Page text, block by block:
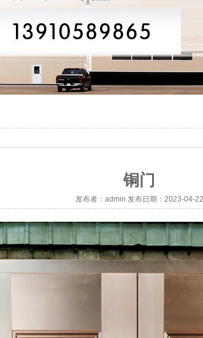
铜门
发布者：admin 发布日期：2023-04-22